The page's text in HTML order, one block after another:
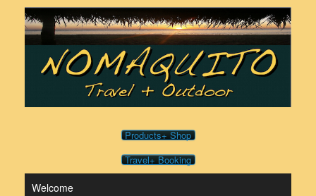
content
Products+ Shop
Travel+ Booking
Welcome